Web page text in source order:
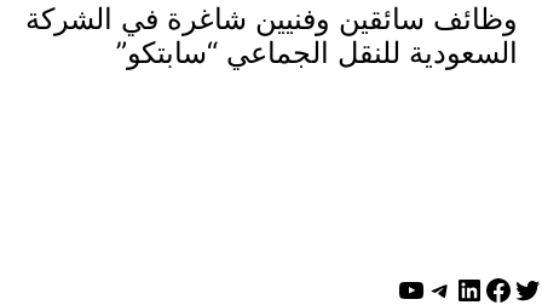
وظائف سائقين وفنيين شاغرة في الشركة
السعودية للنقل الجماعي “سابتكو”
تويترفيسبوك
لينكد إن تيليجرام
يوتيوب